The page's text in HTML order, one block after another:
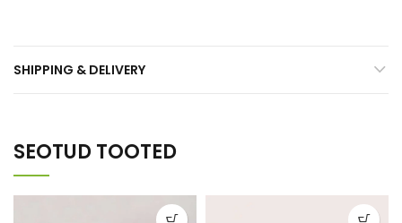
SHIPPING & DELIVERY
SEOTUD TOOTED